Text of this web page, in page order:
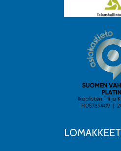
LOMAKKEET